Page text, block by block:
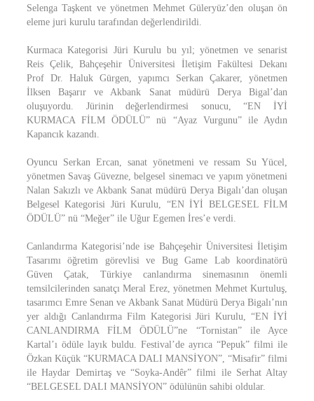
Selenga Taşkent ve yönetmen Mehmet Güleryüz’den oluşan ön
eleme juri kurulu tarafından değerlendirildi.
Kurmaca Kategorisi Jüri Kurulu bu yıl; yönetmen ve senarist
Reis Çelik, Bahçeşehir Üniversitesi İletişim Fakültesi Dekanı
Prof Dr. Haluk Gürgen, yapımcı Serkan Çakarer, yönetmen
İlksen Başarır ve Akbank Sanat müdürü Derya Bigal’dan
oluşuyordu. Jürinin değerlendirmesi sonucu, “EN İYİ
KURMACA FİLM ÖDÜLÜ” nü “Ayaz Vurgunu” ile Aydın
Kapancık kazandı.
Oyuncu Serkan Ercan, sanat yönetmeni ve ressam Su Yücel,
yönetmen Savaş Güvezne, belgesel sinemacı ve yapım yönetmeni
Nalan Sakızlı ve Akbank Sanat müdürü Derya Bigalı’dan oluşan
Belgesel Kategorisi Jüri Kurulu, “EN İYİ BELGESEL FİLM
ÖDÜLÜ” nü “Meğer” ile Uğur Egemen İres’e verdi.
Canlandırma Kategorisi’nde ise Bahçeşehir Üniversitesi İletişim
Tasarımı öğretim görevlisi ve Bug Game Lab koordinatörü
Güven Çatak, Türkiye canlandırma sinemasının önemli
temsilcilerinden sanatçı Meral Erez, yönetmen Mehmet Kurtuluş,
tasarımcı Emre Senan ve Akbank Sanat Müdürü Derya Bigalı’nın
yer aldığı Canlandırma Film Kategorisi Jüri Kurulu, “EN İYİ
CANLANDIRMA FİLM ÖDÜLÜ”ne “Tornistan” ile Ayce
Kartal’ı ödüle layık buldu. Festival’de ayrıca “Pepuk” filmi ile
Özkan Küçük “KURMACA DALI MANSİYON”, “Misafir” filmi
ile Haydar Demirtaş ve “Soyka-Andêr” filmi ile Serhat Altay
“BELGESEL DALI MANSİYON” ödülünün sahibi oldular.